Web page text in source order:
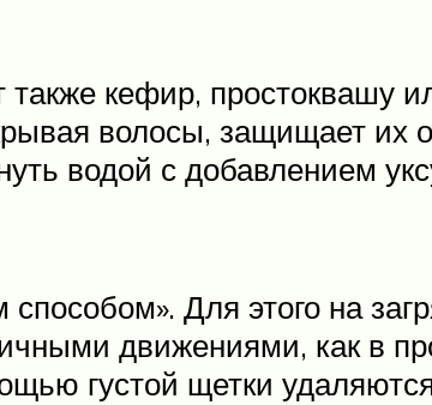
кефир, простоквашу
волосы, защищает
водой с добавлением
Для этого на
движениями, как в
густой щетки